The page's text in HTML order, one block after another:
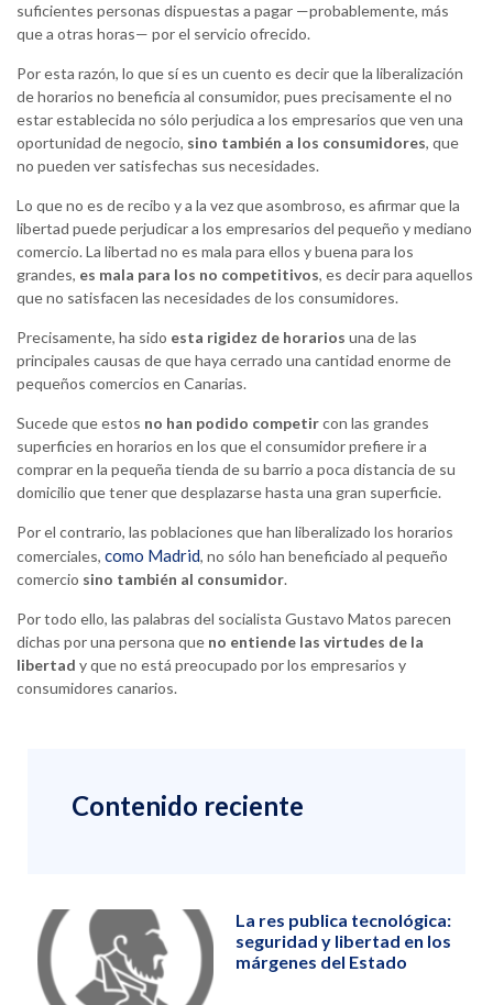
suficientes personas dispuestas a pagar —probablemente, más
que a otras horas— por el servicio ofrecido.
Por esta razón, lo que sí es un cuento es decir que la liberalización
de horarios no beneficia al consumidor, pues precisamente el no
estar establecida no sólo perjudica a los empresarios que ven una
oportunidad de negocio, sino también a los consumidores, que
no pueden ver satisfechas sus necesidades.
Lo que no es de recibo y a la vez que asombroso, es afirmar que la
libertad puede perjudicar a los empresarios del pequeño y mediano
comercio. La libertad no es mala para ellos y buena para los
grandes, es mala para los no competitivos, es decir para aquellos
que no satisfacen las necesidades de los consumidores.
Precisamente, ha sido esta rigidez de horarios una de las
principales causas de que haya cerrado una cantidad enorme de
pequeños comercios en Canarias.
Sucede que estos no han podido competircon las grandes
superficies en horarios en los que el consumidor prefiere ir a
comprar en la pequeña tienda de su barrio a poca distancia de su
domicilio que tener que desplazarse hasta una gran superficie.
Por el contrario, las poblaciones que han liberalizado los horarios
comerciales, como Madrid, no sólo han beneficiado al pequeño
comercio sino también al consumidor.
Por todo ello, las palabras del socialista Gustavo Matos parecen
dichas por una persona que no entiende las virtudes de la
libertad y que no está preocupado por los empresarios y
consumidores canarios.
Contenido reciente
La res publica tecnológica:
seguridad y libertad en los
márgenes del Estado